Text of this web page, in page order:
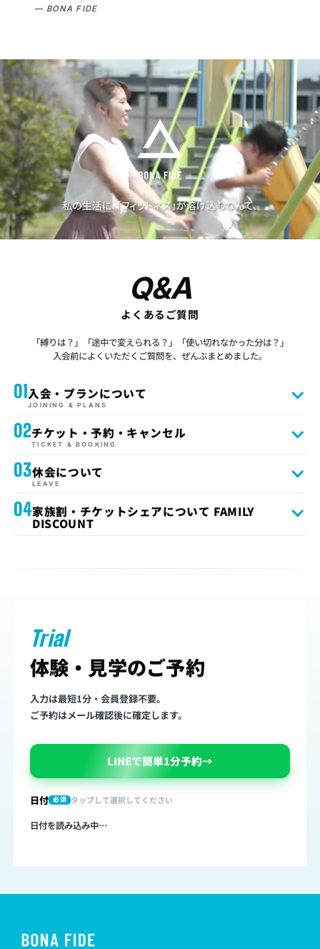
— BONA FIDE
Q&A
よくあるご質問
「縛りは？」「途中で変えられる？」「使い切れなかった分は？」
入会前によくいただくご質問を、ぜんぶまとめました。
01入会・プランについて
JOINING & PLANS
02チケット・予約・キャンセル
TICKET & BOOKING
03休会について
LEAVE
04家族割・チケットシェアについて FAMILY
DISCOUNT
Trial
体験・見学のご予約
入力は最短1分・会員登録不要。
ご予約はメール確認後に確定します。
LINEで簡単1分予約→
日付 必須 タップして選択してください
日付を読み込み中…